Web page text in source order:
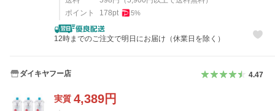
ポイント
178pt 5%
12時までのご注文で明日にお届け（休業日を除く）
ダイキヤフー店 4.47
実質 4,389円